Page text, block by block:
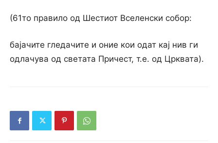
(61то правило од Шестиот Вселенски собор:
бајачите гледачите и оние кои одат кај нив ги
одлачува од светата Причест, т.е. од Црквата).